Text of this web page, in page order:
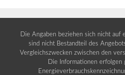
Die Angaben beziehen sich nicht auf
sind nicht Bestandteil des
Vergleichszwecken zwischen den
Die Informationen erfolgen